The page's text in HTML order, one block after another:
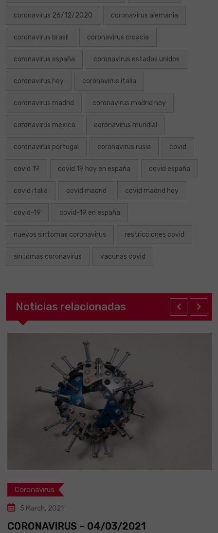
coronavirus 26/12/2020 coronavirus alemania
coronavirus brasil coronavirus croacia
coronavirus españa coronavirus estados unidos
coronavirus hoy coronavirus italia
coronavirus madrid coronavirus madrid hoy
coronavirus mexico coronavirus mundial
coronavirus portugal coronavirus rusia covid
covid 19 covid 19 hoy en españa covid españa
covid italia covid madrid covid madrid hoy
covid-19 covid-19 en españa
nuevos sintomas coronavirus restricciones covid
sintomas coronavirus vacunas covid
Noticias relacionadas
Coronavirus
5 March, 2021
CORONAVIRUS – 04/03/2021